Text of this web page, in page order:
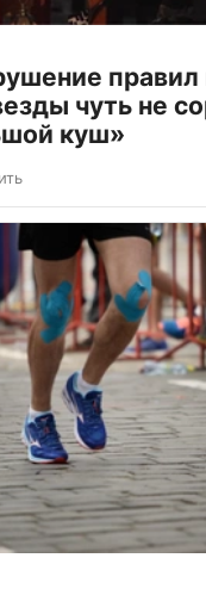
правил
чуть не
куш»